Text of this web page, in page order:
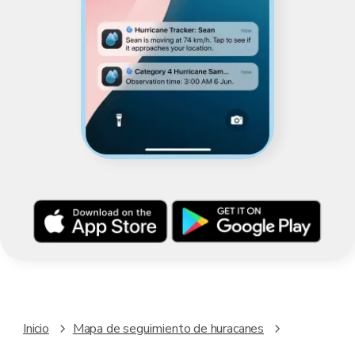
Inicio
Mapa de seguimiento de huracanes